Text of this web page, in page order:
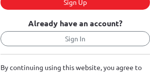
Sign Up
Already have an account?
Sign In
By continuing using this website, you agree to